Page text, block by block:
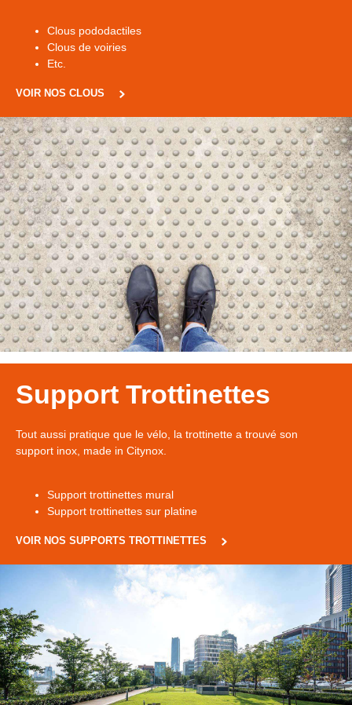
Clous pododactiles
Clous de voiries
Etc.
VOIR NOS CLOUS
Support Trottinettes
Tout aussi pratique que le vélo, la trottinette a trouvé son
support inox, made in Citynox.
Support trottinettes mural
Support trottinettes sur platine
VOIR NOS SUPPORTS TROTTINETTES